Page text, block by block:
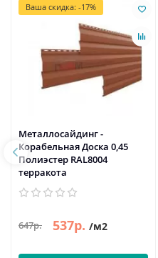
Ваша скидка: -17%
Металлосайдинг -
Корабельная Доска 0,45
Полиэстер RAL8004
терракота
647р. 537р. /м2